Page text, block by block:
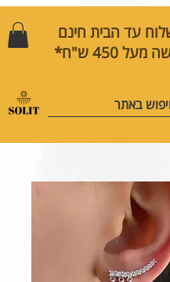
עד הבית חינם
450 ש"ח*